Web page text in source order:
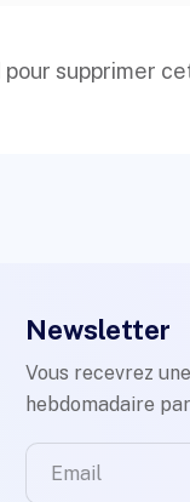
pour supprimer
Newsletter
Vous recevrez
hebdomadaire